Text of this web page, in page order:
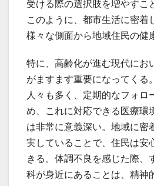
受ける際の選択肢を増やすこ
このように、都市生活に密着
様々な側面から地域住民の健
特に、高齢化が進む現代にお
がますます重要になってくる
人々も多く、定期的なフォロ
め、これに対応できる医療環
は非常に意義深い。地域に密
実していることで、住民は安
きる。体調不良を感じた際、
科が身近にあることは、精神